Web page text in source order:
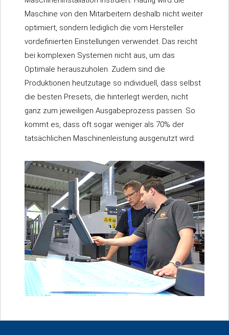
Maschine von den Mitarbeitern deshalb nicht weiter
optimiert, sondern lediglich die vom Hersteller
vordefinierten Einstellungen verwendet. Das reicht
bei komplexen Systemen nicht aus, um das
Optimale herauszuholen. Zudem sind die
Produktionen heutzutage so individuell, dass selbst
die besten Presets, die hinterlegt werden, nicht
ganz zum jeweiligen Ausgabeprozess passen. So
kommt es, dass oft sogar weniger als 70% der
tatsächlichen Maschinenleistung ausgenutzt wird.